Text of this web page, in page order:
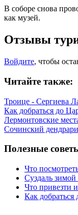
В соборе снова
как музей.
Отзывы
Войдите, чтобы
Читайте также:
Троице - Сергиева
Как добраться до
Лермонтовские
Сочинский
Полезные
Что
Суздаль зимой
Что привезти
Как добраться